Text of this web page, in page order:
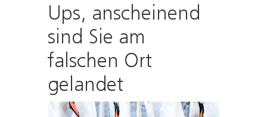
Ups, anscheinend
sind Sie am
falschen Ort
gelandet